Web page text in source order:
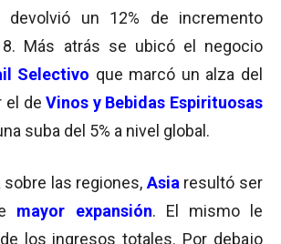
un 12% de incremento
Más atrás se ubicó el negocio
Selectivo que marcó un alza del
el deVinos y Bebidas Espirituosas
suba del 5% a nivel global.
sobre las regiones, Asia resultó ser
mayor expansión. El mismo le
los ingresos totales. Por debajo